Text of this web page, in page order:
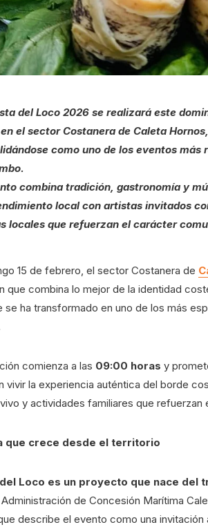
del Loco 2026 se realizará este
el sector Costanera de Caleta
como uno de los eventos más
combina tradición, gastronomía y
local con artistas invitados
locales que refuerzan el carácter
15 de febrero, el sector Costanera de
que combina lo mejor de la identidad
se ha transformado en uno de los más
comienza a las 09:00 horas y
vivir la experiencia auténtica del borde
y actividades familiares que refuerzan
que crece desde el territorio
Loco es un proyecto que nace del
de Concesión Marítima
describe el evento como una